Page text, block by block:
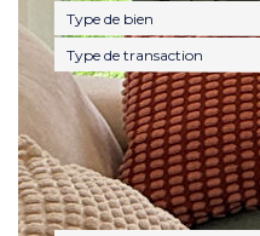
Type de bien
Type de transaction
Localisation